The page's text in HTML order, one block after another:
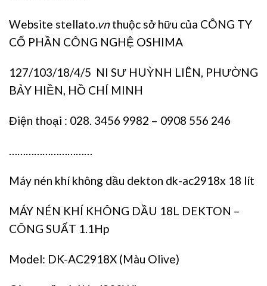
Website stellato.vnthuộc sở hữu của CÔNG TY
CỔ PHẦN CÔNG NGHỆ OSHIMA
127/103/18/4/5 NI SƯ HUỲNH LIÊN, PHƯỜNG
BẢY HIỀN, HỒ CHÍ MINH
Điện thoại : 028. 3456 9982 – 0908 556 246
…………………………
Máy nén khí không dầu dekton dk-ac2918x 18 lít
MÁY NÉN KHÍ KHÔNG DẦU 18L DEKTON –
CÔNG SUẤT 1.1Hp
Model: DK-AC2918X (Màu Olive)